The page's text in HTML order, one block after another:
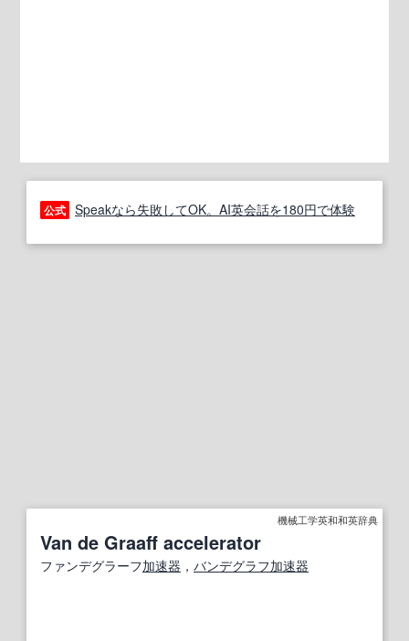
公式 Speakなら失敗してOK。AI英会話を180円で体験
機械工学英和和英辞典
Van de Graaff accelerator
ファンデグラーフ加速器 ， バンデグラフ加速器